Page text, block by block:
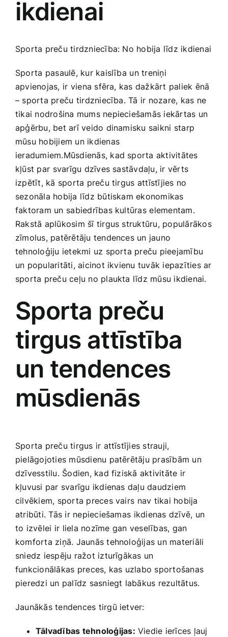
Medicīnas preces
Pakalpojumi
Pārtikas preces
Preces birojam
Preces pieaugušajiem
Rotaļlietas, bērnu preces
Smaržas, kosmētika
Sports, tūrisms un atpūta
TV un Sadzīves tehnika
Zoo preces
ikdienai
Sporta preču tirdzniecība: No hobija līdz ikdienai
Sporta⁣ pasaulē, kur kaislība⁣ un treniņi
apvienojas, ⁣ir viena sfēra, kas dažkārt paliek⁢ ēnā
– sporta preču⁣ tirdzniecība. ‌Tā ir nozare,⁣ kas ne
tikai nodrošina mums nepieciešamās iekārtas un
apģērbu, bet arī veido dinamisku saikni⁤ starp
mūsu hobijiem un ikdienas
ieradumiem.Mūsdienās, kad sporta aktivitātes⁢
kļūst par ⁣svarīgu dzīves sastāvdaļu, ir vērts
izpētīt, kā‌ sporta preču tirgus⁤ attīstījies no
sezonāla hobija līdz būtiskam ekonomikas
faktoram un⁢ sabiedrības kultūras ⁣elementam.
Rakstā aplūkosim šī tirgus struktūru,‍ populārākos
zīmolus, ​patērētāju tendences un jauno
tehnoloģiju ietekmi uz ​sporta preču pieejamību
un ​popularitāti, aicinot ikvienu ​tuvāk iepazīties ar
‌sporta preču ceļu‌ no plaukta‍ līdz mūsu ikdienai.
Sporta ‍preču
tirgus attīstība
un tendences⁣
mūsdienās
Sporta preču tirgus ir attīstījies strauji,
pielāgojoties​ mūsdienu​ patērētāju prasībām un
dzīvesstilu. Šodien, ‌kad fiziskā aktivitāte​ ir
kļuvusi ​par​ svarīgu ikdienas daļu daudziem
cilvēkiem, sporta preces vairs⁢ nav tikai hobija
atribūti. Tās ir nepieciešamas⁢ ikdienas dzīvē, un
to‍ izvēlei⁣ ir liela nozīme gan ⁣veselības, gan
komforta ziņā. Jaunās ‍tehnoloģijas un materiāli
sniedz iespēju ražot izturīgākas un
funkcionālākas⁣ preces, kas uzlabo sportošanas
pieredzi ​un palīdz sasniegt labākus rezultātus.
Jaunākās tendences tirgū‌ ietver:
Tālvadības tehnoloģijas: Viedie ierīces ļauj